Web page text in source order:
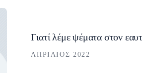
Γιατί λέμε ψέματα στον
ΑΠΡΊΛΙΟΣ 2022